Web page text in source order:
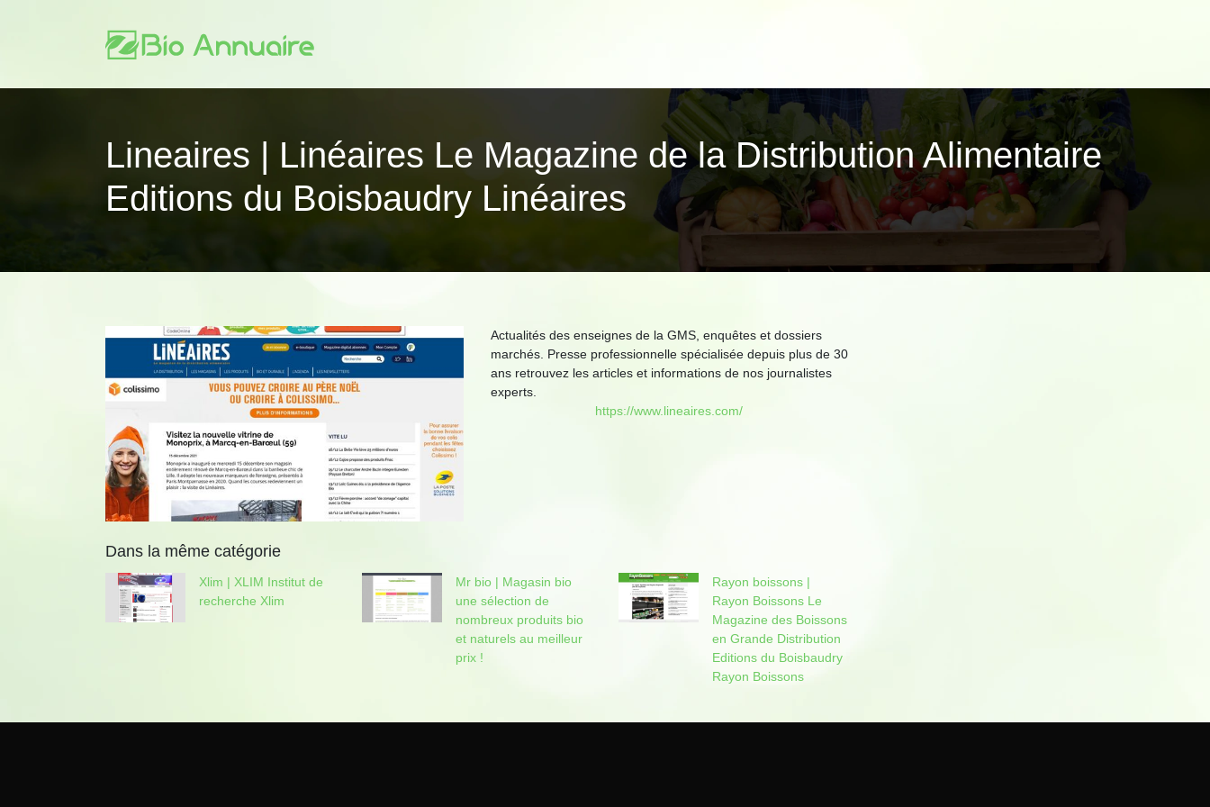
Lineaires | Linéaires Le Magazine de la Distribu­tion Alimentaire
Editions du Boisbaudry Linéaires
Actualités des enseignes de la GMS, enquêtes et dossiers
marchés. Presse professionnelle spécialisée depuis plus de 30
ans retrouvez les articles et informations de nos journalistes
experts.
https://www.lineaires.com/
Dans la même catégorie
Xlim | XLIM Institut de
recherche Xlim
Mr bio | Magasin bio
une sélection de
nombreux produits bio
et naturels au meilleur
prix !
Rayon boissons |
Rayon Boissons Le
Magazine des Boissons
en Grande Distribu­tion
Editions du Boisbaudry
Rayon Boissons